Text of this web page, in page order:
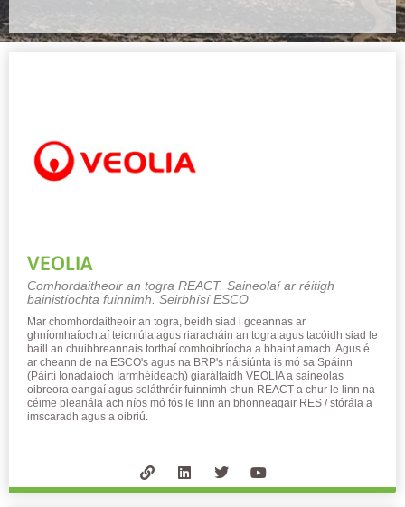
VEOLIA
Comhordaitheoir an togra REACT. Saineolaí ar réitigh
bainistíochta fuinnimh. Seirbhísí ESCO
Mar chomhordaitheoir an togra, beidh siad i gceannas ar
ghníomhaíochtaí teicniúla agus riaracháin an togra agus tacóidh siad le
baill an chuibhreannais torthaí comhoibríocha a bhaint amach. Agus é
ar cheann de na ESCO's agus na BRP's náisiúnta is mó sa Spáinn
(Páirtí Ionadaíoch Iarmhéideach) giarálfaidh VEOLIA a saineolas
oibreora eangaí agus soláthróir fuinnimh chun REACT a chur le linn na
céime pleanála ach níos mó fós le linn an bhonneagair RES / stórála a
imscaradh agus a oibriú.
In order for
improve the
website's
functionality
and
structure,
based on
used.